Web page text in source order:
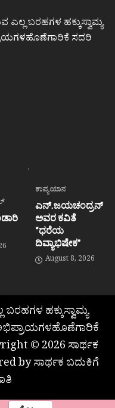
ಬರಹಗಳ ಹಕ್ಕುಸ್ವಾಮ್ಯ
ಸದರಿ
ಕಾವ್ಯಯಾನ
ಎನ್.ಜಯಚಂದ್ರನ್
ಅವರ ಕವಿತೆ
“ಧರೆಯ
ದಿವ್ಯಾಭಿಷೇಕ”
August 8, 2026
ಹಕ್ಕುಸ್ವಾಮ್ಯ
© 2026 ಸಾರ್ಥಕ
by ಸಾರ್ಥಕ ಬದುಕಿಗೆ